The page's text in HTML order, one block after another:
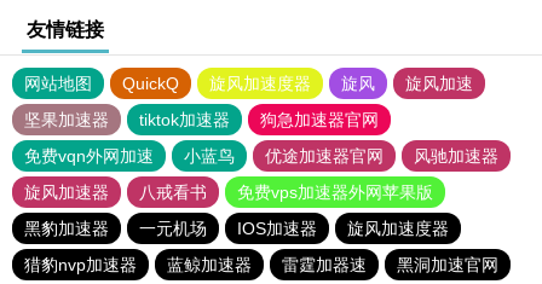
友情链接
网站地图 QuickQ 旋风加速度器 旋风
旋风加速
坚果加速器
tiktok加速器
狗急加速器官网
免费vqn外网加速
小蓝鸟 优途加速器官网
风驰加速器
旋风加速器
八戒看书
免费vps加速器外网苹果版
黑豹加速器
一元机场 IOS加速器
旋风加速度器
猎豹nvp加速器
蓝鲸加速器 雷霆加器速 黑洞加速官网